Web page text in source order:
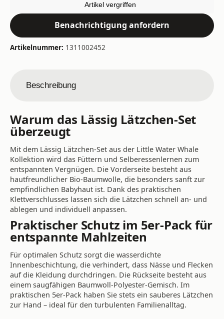
Artikel vergriffen
Benachrichtigung anfordern
Artikelnummer: 1311002452
Beschreibung
Warum das Lässig Lätzchen-Set
überzeugt
Mit dem Lässig Lätzchen-Set aus der Little Water Whale
Kollektion wird das Füttern und Selberessenlernen zum
entspannten Vergnügen. Die Vorderseite besteht aus
hautfreundlicher Bio-Baumwolle, die besonders sanft zur
empfindlichen Babyhaut ist. Dank des praktischen
Klettverschlusses lassen sich die Lätzchen schnell an- und
ablegen und individuell anpassen.
Praktischer Schutz im 5er-Pack für
entspannte Mahlzeiten
Für optimalen Schutz sorgt die wasserdichte
Innenbeschichtung, die verhindert, dass Nässe und Flecken
auf die Kleidung durchdringen. Die Rückseite besteht aus
einem saugfähigen Baumwoll-Polyester-Gemisch. Im
praktischen 5er-Pack haben Sie stets ein sauberes Lätzchen
zur Hand – ideal für den turbulenten Familienalltag.